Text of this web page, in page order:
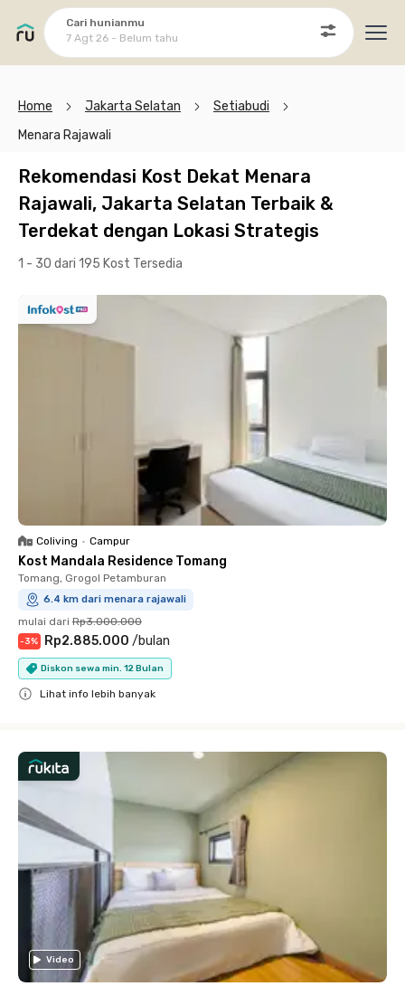
Cari hunianmu
7 Agt 26 - Belum tahu
Home Jakarta Selatan
Setiabudi
Menara Rajawali
Rekomendasi Kost Dekat Menara
Rajawali, Jakarta Selatan Terbaik &
Terdekat dengan Lokasi Strategis
1 - 30 dari 195 Kost Tersedia
Coliving • Campur
Kost Mandala Residence Tomang
Tomang, Grogol Petamburan
6.4 km dari menara rajawali
mulai dari Rp3.000.000
-3% Rp2.885.000 /bulan
Diskon sewa min. 12 Bulan
Lihat info lebih banyak
Video